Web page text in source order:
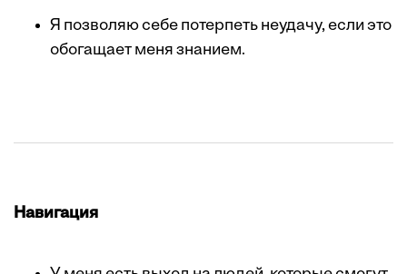
Я позволяю себе потерпеть неудачу, если это
обогащает меня знанием.
Навигация